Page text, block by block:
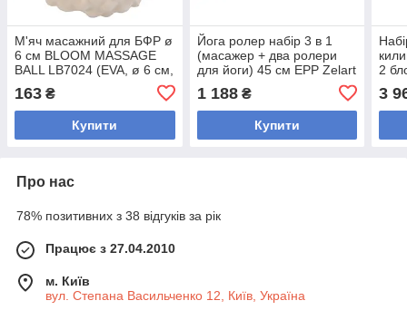
М'яч масажний для БФР ø
6 см BLOOM MASSAGE
BALL LB7024 (EVA, ø 6 см,
163 ₴
Купити
Йога ролер набір 3 в 1
(масажер + два ролери
для йоги) 45 см EPP Zelart
чорний-м'ятний)
1 188₴
Купити
2
3
Про нас
78% позитивних з 38 відгуків за рік
Працює з 27.04.2010
м. Київ
вул. Степана Васильченко 12, Київ, Україна